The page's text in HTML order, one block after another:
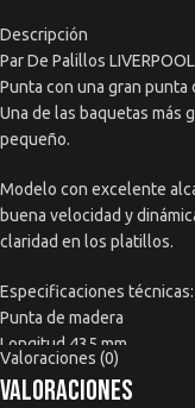
Descripción
Par De Palillos
Punta con una gran punta
Una de las baquetas más
pequeño.
Modelo con excelente
buena velocidad y
claridad en los platillos.
Especificaciones técnicas:
Punta de madera
Longitud 435 mm
Diámetro 15mm
L. 17 1/8” P. 0.590”
Valoraciones (0)
Valoraciones